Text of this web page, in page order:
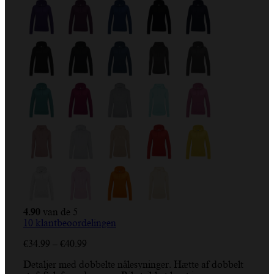
4.90 van de 5
10 klantbeoordelingen
€34.99 – €40.99
til
Detaljer med dobbelte nålesyninger. Hætte af dobbelt